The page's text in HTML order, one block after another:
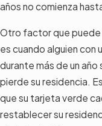
años no comienza
Otro factor que
es cuando alguien con
durante más de un
pierde su residencia.
que su tarjeta verde
restablecer su